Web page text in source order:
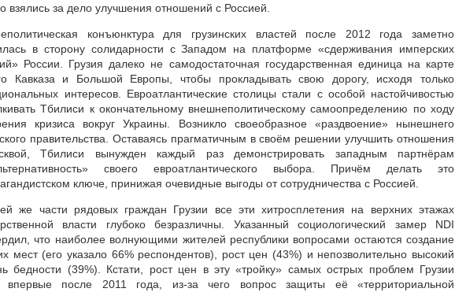
взялись за дело улучшения отношений с Россией.
конъюнктура для грузинских властей после 2012 года заметно
в сторону солидарности с Западом на платформе «сдерживания имперских
России. Грузия далеко не самодостаточная государственная единица на карте
Кавказа и Большой Европы, чтобы прокладывать свою дорогу, исходя только
интересов. Евроатлантические столицы стали с особой настойчивостью
Тбилиси к окончательному внешнеполитическому самоопределению по ходу
кризиса вокруг Украины. Возникло своеобразное «раздвоение» нынешнего
правительства. Оставаясь прагматичным в своём решении улучшить отношения
Тбилиси вынужден каждый раз демонстрировать западным партнёрам
своего евроатлантического выбора. Причём делать это
ключе, принижая очевидные выгоды от сотрудничества с Россией.
же части рядовых граждан Грузии все эти хитросплетения на верхних этажах
власти глубоко безразличны. Указанный социологический замер NDI
что наиболее волнующими жителей республики вопросами остаются создание
мест (его указало 66% респондентов), рост цен (43%) и непозволительно высокий
бедности (39%). Кстати, рост цен в эту «тройку» самых острых проблем Грузии
впервые после 2011 года, из-за чего вопрос защиты её «территориальной